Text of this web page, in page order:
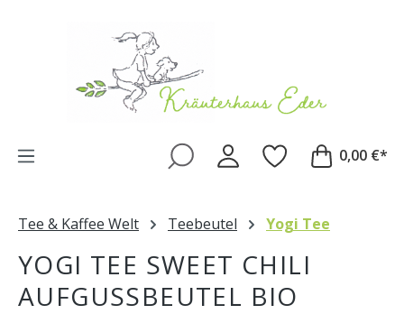
0,00 €*
Tee & Kaffee Welt Teebeutel Yogi Tee
YOGI TEE SWEET CHILI
AUFGUSSBEUTEL BIO